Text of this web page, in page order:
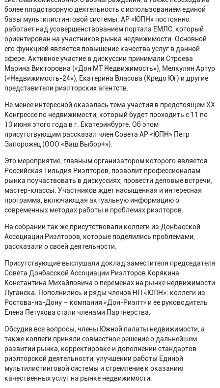
более плодотворную деятельность с использованием единой
базы мультилистинговой системы. АР «ЮПН» постоянно
работает над усовершенствованием портала ЕМЛС, который
ориентирован на участников рынка недвижимости. Основной
его функцией является повышение качества услуг в данной
сфере. Активное участие в дискуссии принимали Строева
Марина Викторовна («Дон МТ Недвижимость»), Мелкулян Артур
(«Недвижимость-24»), Екатерина Власова (Кредо Юг) и другие
представители риэлторских агентств.
Не менее интересной оказалась тема участия в предстоящем XX
Конгрессе по недвижимости, который будет проходить с 11 по
13 июня этого года в г. Екатеринбурге. Об этом
присутствующим рассказал член Совета АР «ЮПН» Петр
Запорожец (ООО «Ваш Выбор+»).
Это мероприятие, главным организатором которого является
Российская Гильдия Риэлторов, позволит профессионалам
рынка поучаствовать в дискуссиях, провести деловые встречи,
мастер-классы. Участников ждет насыщенная и интересная
программа, включающая актуальную информацию о
современных методах работы и проблемах риэлторов.
На собрании так же присутствовали коллеги из Донбасской
Ассоциации Риэлторов, которые поделились проблемами,
рассказали о своей деятельности.
Присутствующие выслушали доклад заместителя председателя
Совета Донбасской Ассоциации Риэлторов Корякина
Константина Михайловича о переменах на рынке недвижимости
Луганска. Пополнились и ряды членов НП «ЮПН»: коллеги из
Ростова-на-Дону – компания «Дон-Риэлт» и ее руководитель
Елена Петухова стали членами Партнерства.
Обсудив все вопросы, члены Южной палаты недвижимости, а
также коллеги приняли совместное решение о дальнейшем
развитии рынка, корректировке и дополнении стандартов
риэлторской деятельности, улучшении работы Единой
мультилистинговой системы и стремление к оказанию
качественных услуг на рынке недвижимости.